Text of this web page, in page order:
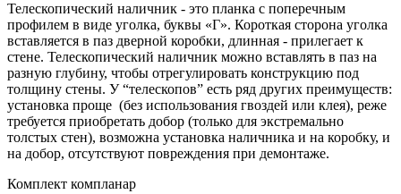
Телескопический наличник - это планка с поперечным
профилем в виде уголка, буквы «Г». Короткая сторона уголка
вставляется в паз дверной коробки, длинная - прилегает к
стене. Телескопический наличник можно вставлять в паз на
разную глубину, чтобы отрегулировать конструкцию под
толщину стены. У “телескопов” есть ряд других преимуществ:
установка проще (без использования гвоздей или клея), реже
требуется приобретать добор (только для экстремально
толстых стен), возможна установка наличника и на коробку, и
на добор, отсутствуют повреждения при демонтаже.
Комплект компланар